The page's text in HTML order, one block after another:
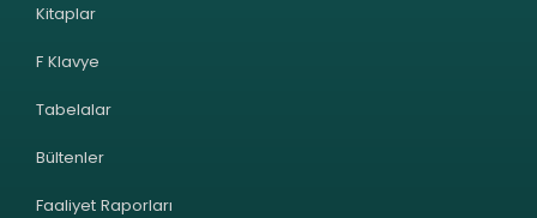
Kitaplar
F Klavye
Tabelalar
Bültenler
Faaliyet Raporları